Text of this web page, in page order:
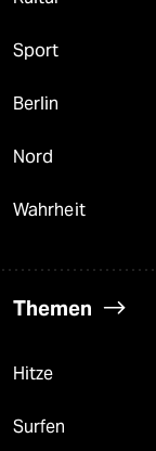
Sport
Berlin
Nord
Wahrheit
Themen
Hitze
Surfen